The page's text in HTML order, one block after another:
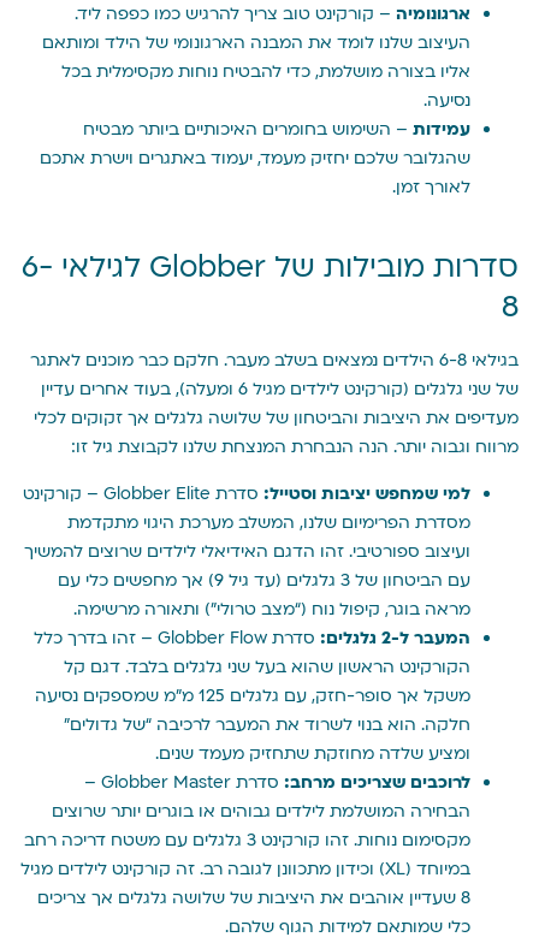
ארגונומיה – קורקינט טוב צריך להרגיש כמו כפפה ליד.
העיצוב שלנו לומד את המבנה הארגונומי של הילד ומותאם
אליו בצורה מושלמת, כדי להבטיח נוחות מקסימלית בכל
נסיעה.
עמידות – השימוש בחומרים האיכותיים ביותר מבטיח
שהגלובר שלכם יחזיק מעמד, יעמוד באתגרים וישרת אתכם
לאורך זמן.
סדרות מובילות של Globber לגילאי 6-
8
בגילאי 6-8 הילדים נמצאים בשלב מעבר. חלקם כבר מוכנים לאתגר
של שני גלגלים (קורקינט לילדים מגיל 6 ומעלה), בעוד אחרים עדיין
מעדיפים את היציבות והביטחון של שלושה גלגלים אך זקוקים לכלי
מרווח וגבוה יותר. הנה הנבחרת המנצחת שלנו לקבוצת גיל זו:
למי שמחפש יציבות וסטייל:
סדרת Globber Elite – קורקינט
מסדרת הפרימיום שלנו, המשלב מערכת היגוי מתקדמת
ועיצוב ספורטיבי. זהו הדגם האידיאלי לילדים שרוצים להמשיך
עם הביטחון של 3 גלגלים (עד גיל 9) אך מחפשים כלי עם
מראה בוגר, קיפול נוח (“מצב טרולי”) ותאורה מרשימה.
המעבר ל-2 גלגלים:
סדרת Globber Flow – זהו בדרך כלל
הקורקינט הראשון שהוא בעל שני גלגלים בלבד. דגם קל
משקל אך סופר-חזק, עם גלגלים 125 מ”מ שמספקים נסיעה
חלקה. הוא בנוי לשרוד את המעבר לרכיבה “של גדולים”
ומציע שלדה מחוזקת שתחזיק מעמד שנים.
לרוכבים שצריכים מרחב:
סדרת Globber Master –
הבחירה המושלמת לילדים גבוהים או בוגרים יותר שרוצים
מקסימום נוחות. זהו קורקינט 3 גלגלים עם משטח דריכה רחב
במיוחד (XL) וכידון מתכוונן לגובה רב. זה קורקינט לילדים מגיל
8 שעדיין אוהבים את היציבות של שלושה גלגלים אך צריכים
כלי שמותאם למידות הגוף שלהם.